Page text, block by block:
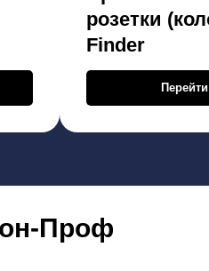
розетки
Finder
Перейти
Проф